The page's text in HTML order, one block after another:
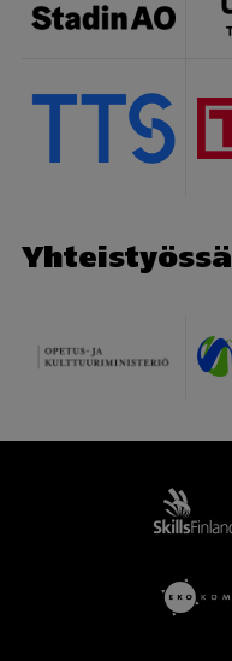
Yhteistyössä